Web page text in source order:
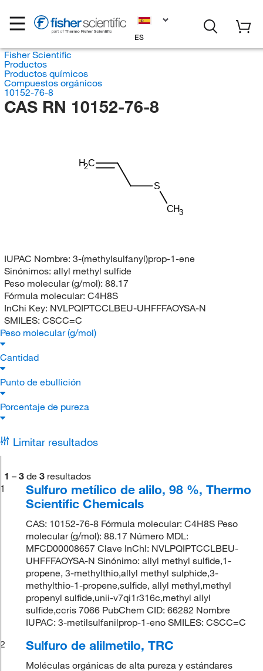
ES
Fisher Scientific
Productos
Productos químicos
Compuestos orgánicos
10152-76-8
CAS RN 10152-76-8
CH3
S
H2C
IUPAC Nombre: 3-(methylsulfanyl)prop-1-ene
Sinónimos: allyl methyl sulfide
Peso molecular (g/mol): 88.17
Fórmula molecular: C4H8S
InChi Key: NVLPQIPTCCLBEU-UHFFFAOYSA-N
SMILES: CSCC=C
Peso molecular (g/mol)
Cantidad
Punto de ebullición
Porcentaje de pureza
Limitar resultados
1 – 3 de 3 resultados
1
Sulfuro metílico de alilo, 98 %, Thermo
Scientific Chemicals
CAS: 10152-76-8 Fórmula molecular: C4H8S Peso
molecular (g/mol): 88.17 Número MDL:
MFCD00008657 Clave InChI: NVLPQIPTCCLBEU-
UHFFFAOYSA-N Sinónimo: allyl methyl sulfide,1-
propene, 3-methylthio,allyl methyl sulphide,3-
methylthio-1-propene,sulfide, allyl methyl,methyl
propenyl sulfide,unii-v7qi1r316c,methyl allyl
sulfide,ccris 7066 PubChem CID: 66282 Nombre
IUPAC: 3-metilsulfanilprop-1-eno SMILES: CSCC=C
2
Sulfuro de alilmetilo, TRC
Moléculas orgánicas de alta pureza y estándares